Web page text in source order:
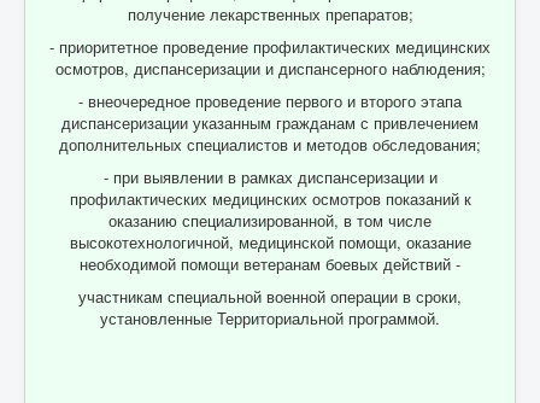
получение лекарственных препаратов;
- приоритетное проведение профилактических медицинских
осмотров, диспансеризации и диспансерного наблюдения;
- внеочередное проведение первого и второго этапа
диспансеризации указанным гражданам с привлечением
дополнительных специалистов и методов обследования;
- при выявлении в рамках диспансеризации и
профилактических медицинских осмотров показаний к
оказанию специализированной, в том числе
высокотехнологичной, медицинской помощи, оказание
необходимой помощи ветеранам боевых действий -
участникам специальной военной операции в сроки,
установленные Территориальной программой.